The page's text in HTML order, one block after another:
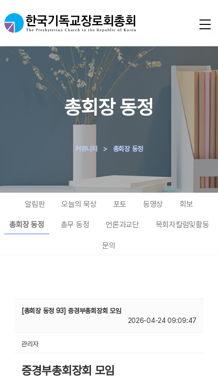
총회장 동정
커뮤니티 > 총회장 동정
알림판 오늘의 묵상 포토 동영상 회보
총회장 동정 총무 동정 언론과교단 목회자칼럼및활동
문의
[총회장 동정 93] 증경부총회장회 모임
2026-04-24 09:09:47
관리자
증경부총회장회 모임